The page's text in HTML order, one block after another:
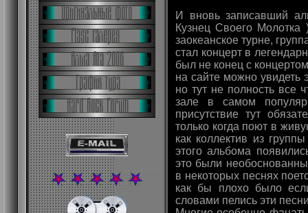
И вновь записавший
Кузнец Своего
заокеанское турне,
стал концерт в
был не конец с
на сайте можно увидеть
но тут не полность все
зале в самом
присутствие тут
только когда поют в
как коллектив из
этого альбома
это были
в некоторых песнях
как бы плохо было
словами пелись эти